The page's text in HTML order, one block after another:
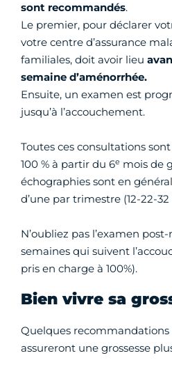
sont recommandés.
Le premier, pour déclarer
votre centre d’assurance
familiales, doit avoir lieu
semaine d’aménorrhée.
Ensuite, un examen est
jusqu’à l’accouchement.
Toutes ces consultations
100 % à partir du 6e mois de
échographies sont en
d’une par trimestre (12-22-
N’oubliez pas l’examen
semaines qui suivent
pris en charge à 100%).
Bien vivre sa
Quelques
assureront une grossesse